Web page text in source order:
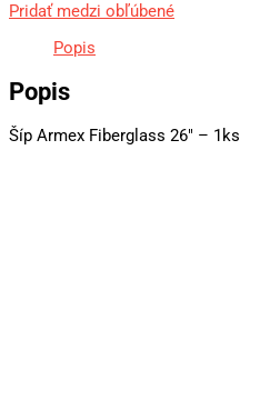
Pridať medzi obľúbené
Popis
Popis
Šíp Armex Fiberglass 26″ – 1ks